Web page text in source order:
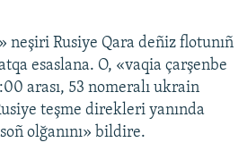
neşiri Rusiye Qara deñiz flotunıñ
esaslana. O, «vaqia çarşenbe
arası, 53 nomeralı ukrain
teşme direkleri yanında
olğanını» bildire.